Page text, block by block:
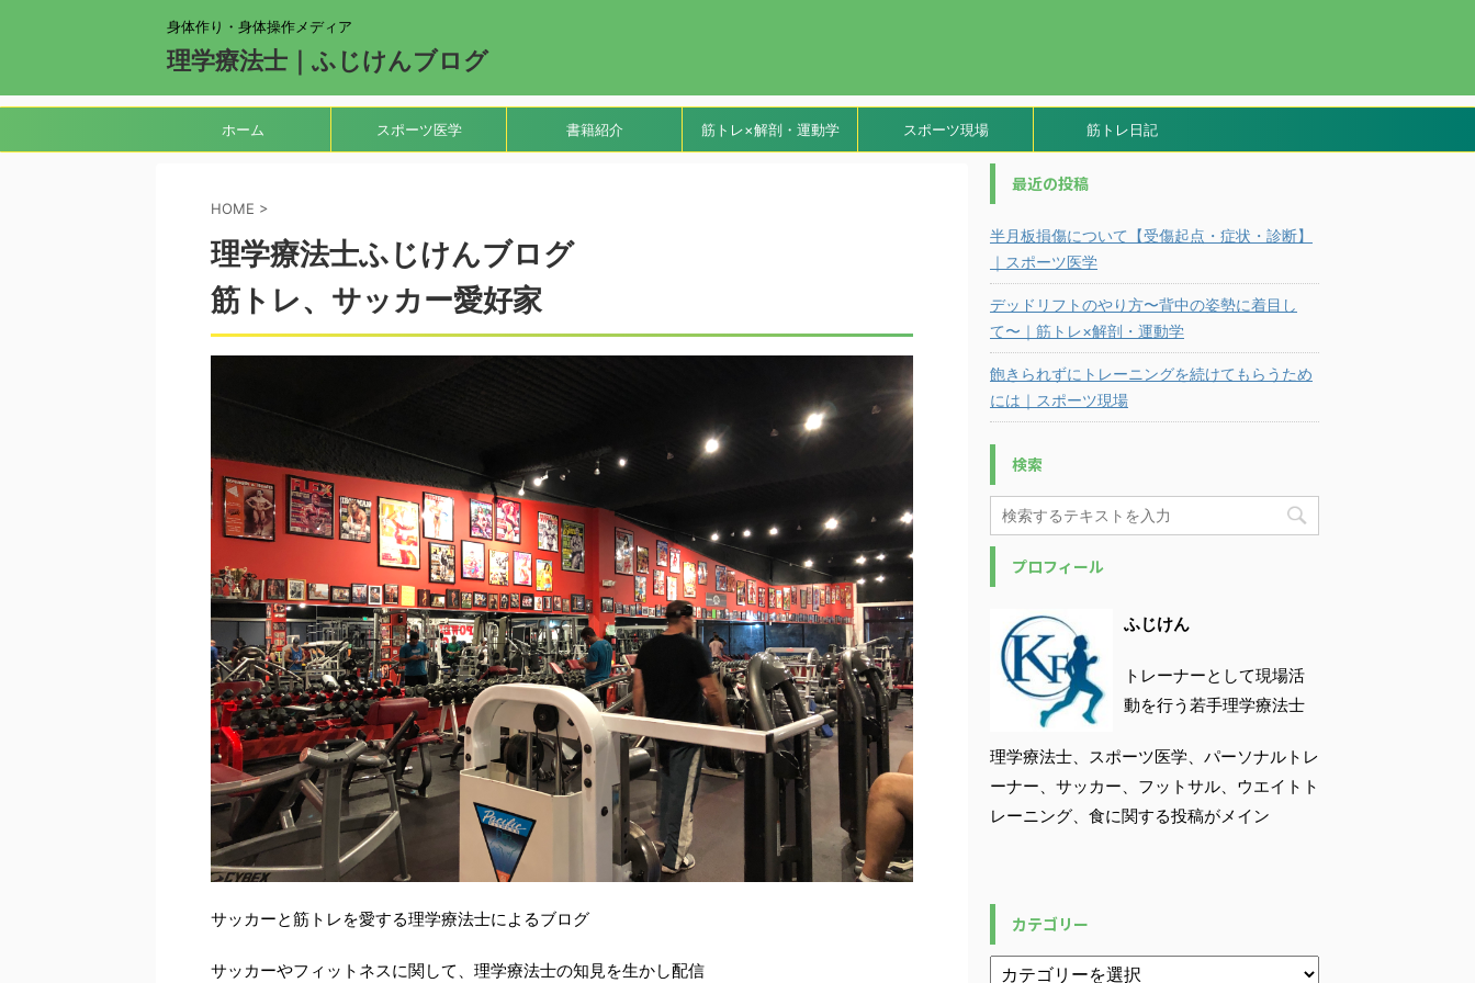
身体作り・身体操作メディア
理学療法士｜ふじけんブログ
ホーム スポーツ医学 書籍紹介 筋トレ×解剖・運動学 スポーツ現場 筋トレ日記
HOME >
理学療法士ふじけんブログ
筋トレ、サッカー愛好家
サッカーと筋トレを愛する理学療法士によるブログ
サッカーやフィットネスに関して、理学療法士の知見を生かし配信
最近の投稿
半月板損傷について【受傷起点・症状・診断】
｜スポーツ医学
デッドリフトのやり方〜背中の姿勢に着目し
て〜｜筋トレ×解剖・運動学
飽きられずにトレーニングを続けてもらうため
には｜スポーツ現場
検索
プロフィール
ふじけん
トレーナーとして現場活
動を行う若手理学療法士
理学療法士、スポーツ医学、パーソナルトレ
ーナー、サッカー、フットサル、ウエイトト
レーニング、食に関する投稿がメイン
カテゴリー